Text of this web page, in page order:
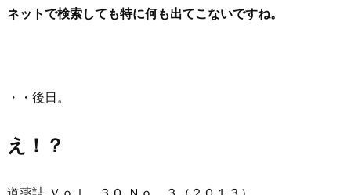
ネットで検索しても特に何も出てこないですね。
・・後日。
え！？